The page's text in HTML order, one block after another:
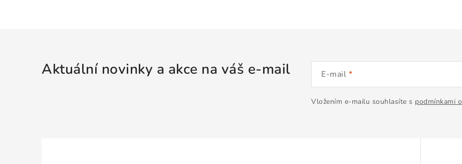
Aktuální novinky a akce na váš e-mail E-mail
Vložením e-mailu souhlasíte s podmínkami